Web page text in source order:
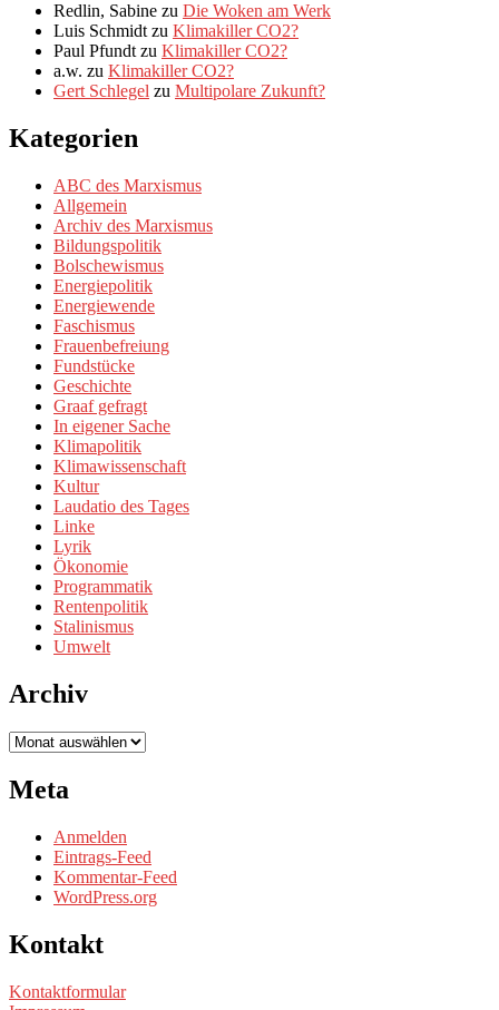
Redlin, Sabine zu Die Woken am Werk
Luis Schmidt zu Klimakiller CO2?
Paul Pfundt zu Klimakiller CO2?
a.w. zu Klimakiller CO2?
Gert Schlegel zu Multipolare Zukunft?
Kategorien
ABC des Marxismus
Allgemein
Archiv des Marxismus
Bildungspolitik
Bolschewismus
Energiepolitik
Energiewende
Faschismus
Frauenbefreiung
Fundstücke
Geschichte
Graaf gefragt
In eigener Sache
Klimapolitik
Klimawissenschaft
Kultur
Laudatio des Tages
Linke
Lyrik
Ökonomie
Programmatik
Rentenpolitik
Stalinismus
Umwelt
Archiv
Archiv
Meta
Anmelden
Eintrags-Feed
Kommentar-Feed
WordPress.org
Kontakt
Kontaktformular